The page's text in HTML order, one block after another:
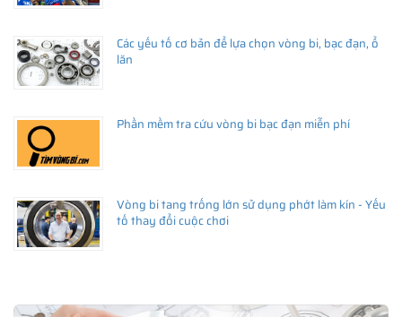
Các yếu tố cơ bản để lựa chọn vòng bi, bạc đạn, ổ
lăn
Phần mềm tra cứu vòng bi bạc đạn miễn phí
Vòng bi tang trống lớn sử dụng phớt làm kín - Yếu
tố thay đổi cuộc chơi